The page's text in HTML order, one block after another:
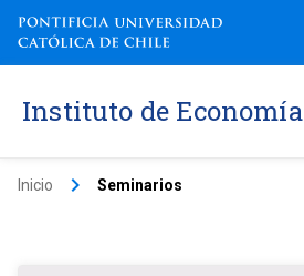
Instituto de Economía
Inicio keyboard_arrow_right Seminarios